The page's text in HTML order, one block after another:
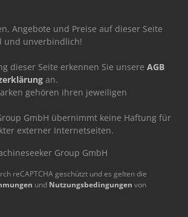
Angebote und Preise auf dieser Seite
und unverbindlich!
dieser Seite erkennen Sie unsere AGB
an.
gehören ihren jeweiligen
GmbH übernimmt keine Haftung für
externer Internetseiten.
Group GmbH
reCAPTCHA geschützt und es gelten die
und Nutzungsbedingungen von